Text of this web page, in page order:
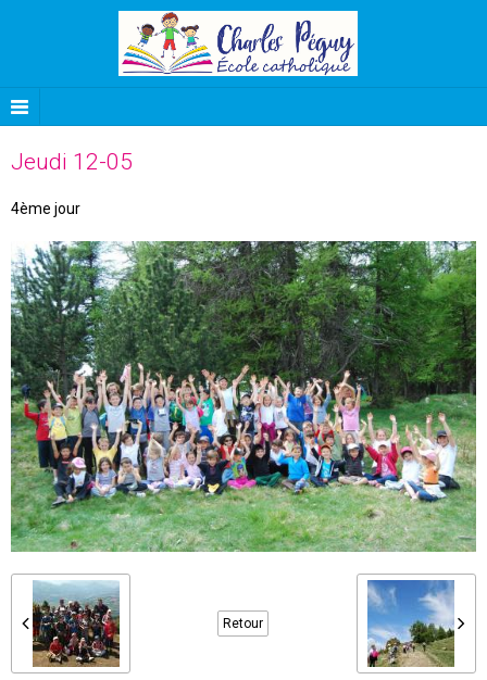
Jeudi 12-05
4ème jour
Retour